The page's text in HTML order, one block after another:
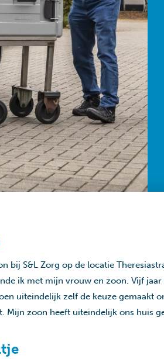
bij S&L Zorg op de locatie
ik met mijn vrouw en zoon. Vijf
uiteindelijk zelf de keuze gemaakt
Mijn zoon heeft uiteindelijk ons huis